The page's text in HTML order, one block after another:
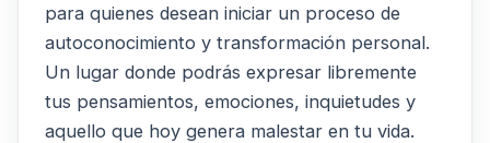
para quienes desean iniciar un proceso de
autoconocimiento y transformación personal.
Un lugar donde podrás expresar libremente
tus pensamientos, emociones, inquietudes y
aquello que hoy genera malestar en tu vida.